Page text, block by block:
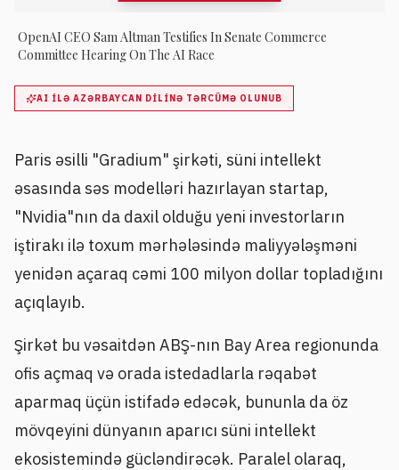
OpenAI CEO Sam Altman Testifies In Senate Commerce
Committee Hearing On The AI Race
AI ILƏ AZƏRBAYCAN DILINƏ TƏRCÜMƏ OLUNUB
Paris əsilli "Gradium" şirkəti, süni intellekt
əsasında səs modelləri hazırlayan startap,
"Nvidia"nın da daxil olduğu yeni investorların
iştirakı ilə toxum mərhələsində maliyyələşməni
yenidən açaraq cəmi 100 milyon dollar topladığını
açıqlayıb.
Şirkət bu vəsaitdən ABŞ-nın Bay Area regionunda
ofis açmaq və orada istedadlarla rəqabət
aparmaq üçün istifadə edəcək, bununla da öz
mövqeyini dünyanın aparıcı süni intellekt
ekosistemində gücləndirəcək. Paralel olaraq,